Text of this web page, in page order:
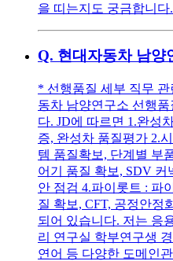
을 띠는지도 궁금합니다
Q. 현대자동차 남양
* 선행품질 세부 직무
동차 남양연구소 선행
다. JD에 따르면 1.완성
증, 완성차 품질평가 2.
템 품질확보, 단계별 부
어기 품질 확보, SDV 커
안 점검 4.파이롯트 : 파
질 확보, CFT, 공정안정
되어 있습니다. 저는 응
리 연구실 학부연구생
연어 등 다양한 도메인